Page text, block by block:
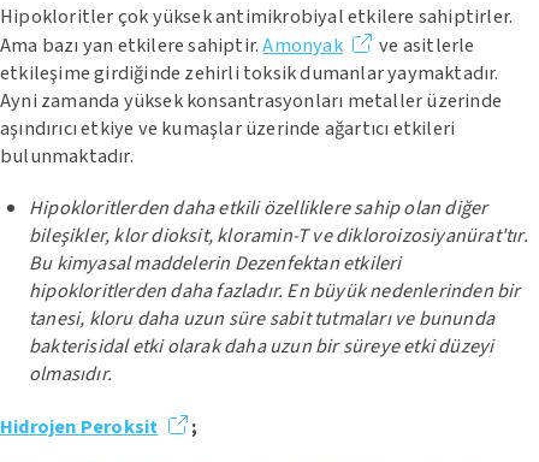
Hipokloritler çok yüksek antimikrobiyal etkilere sahiptirler.
Ama bazı yan etkilere sahiptir.Amonyak
ve asitlerle
etkileşime girdiğinde zehirli toksik dumanlar yaymaktadır.
Ayni zamanda yüksek konsantrasyonları metaller üzerinde
aşındırıcı etkiye ve kumaşlar üzerinde ağartıcı etkileri
bulunmaktadır.
Hipokloritlerden daha etkili özelliklere sahip olan diğer
bileşikler, klor dioksit, kloramin-T ve dikloroizosiyanürat'tır.
Bu kimyasal maddelerin Dezenfektan etkileri
hipokloritlerden daha fazladır. En büyük nedenlerinden bir
tanesi, kloru daha uzun süre sabit tutmaları ve bununda
bakterisidal etki olarak daha uzun bir süreye etki düzeyi
olmasıdır.
Hidrojen Peroksit
;